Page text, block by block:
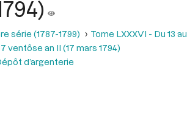
série (1787-1799)
Tome LXXXVI - Du 13
ventôse an II (17 mars 1794)
d’argenterie